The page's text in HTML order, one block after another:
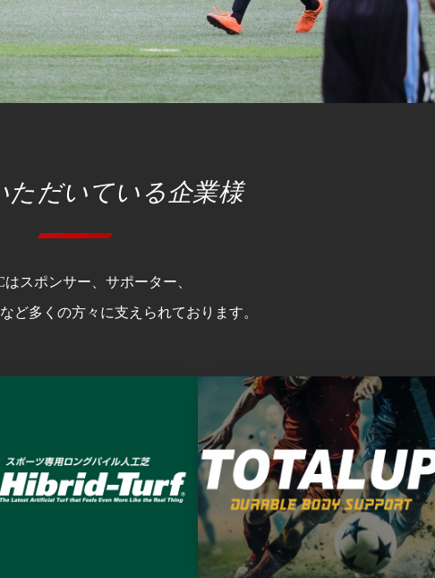
ただいている企業様
はスポンサー、サポーター、
ど多くの方々に支えられております。